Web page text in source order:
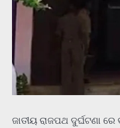
ଜାତୀୟ ରାଜପଥ ଦୁର୍ଘଟଣା